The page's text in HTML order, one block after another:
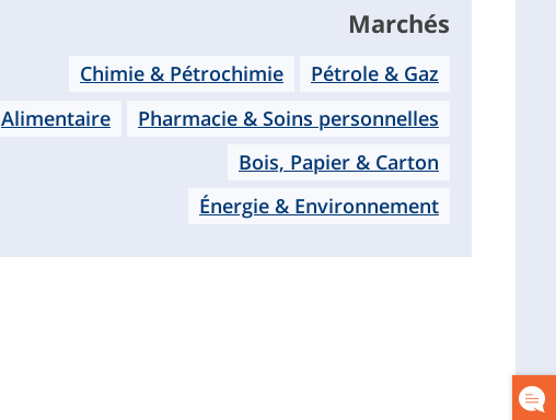
Marchés
Chimie & Pétrochimie
Pétrole & Gaz
Alimentaire
Pharmacie & Soins personnelles
Bois, Papier & Carton
Énergie & Environnement